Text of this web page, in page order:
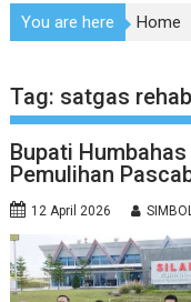
You are here Home
Tag: satgas
Bupati
Pemulihan
12 April 2026